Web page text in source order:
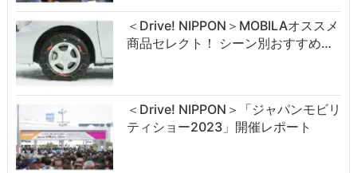
＜Drive! NIPPON＞MOBILAオススメ
商品セレクト！ シーン別おすすめ…
＜Drive! NIPPON＞「ジャパンモビリ
ティショー2023」開催レポート